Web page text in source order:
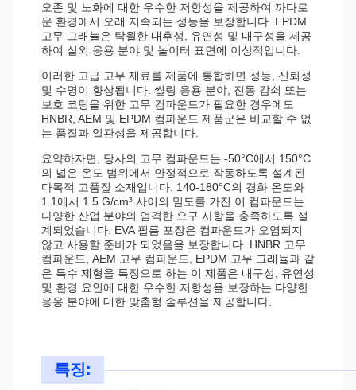
오존 및 노화에 대한 우수한 저항성을 제공하여 까다로
운 환경에서 오래 지속되는 성능을 보장합니다. EPDM
고무 그래뉼은 탁월한 내후성, 유연성 및 내구성을 제공
하여 실외 응용 분야 및 놀이터 표면에 이상적입니다.
이러한 고급 고무 재료를 제품에 통합하면 성능, 신뢰성
및 수명이 향상됩니다. 씰링 응용 분야, 진동 감쇠 또는
보호 코팅을 위한 고무 컴파운드가 필요한 경우에도
HNBR, AEM 및 EPDM 컴파운드 제품군은 비교할 수 없
는 품질과 일관성을 제공합니다.
요약하자면, 당사의 고무 컴파운드는 -50°C에서 150°C
의 넓은 온도 범위에서 안정적으로 작동하도록 설계된
다목적 고품질 소재입니다. 140-180°C의 경화 온도와
1.1에서 1.5 G/cm³ 사이의 밀도를 가진 이 컴파운드는
다양한 산업 분야의 엄격한 요구 사항을 충족하도록 설
계되었습니다. EVA 필름 포장은 컴파운드가 오염되지
않고 사용할 준비가 되었음을 보장합니다. HNBR 고무
컴파운드, AEM 고무 컴파운드, EPDM 고무 그래뉼과 같
은 특수 제형을 특징으로 하는 이 제품은 내구성, 유연성
및 환경 요인에 대한 우수한 저항성을 보장하는 다양한
응용 분야에 대한 맞춤형 솔루션을 제공합니다.
특징: